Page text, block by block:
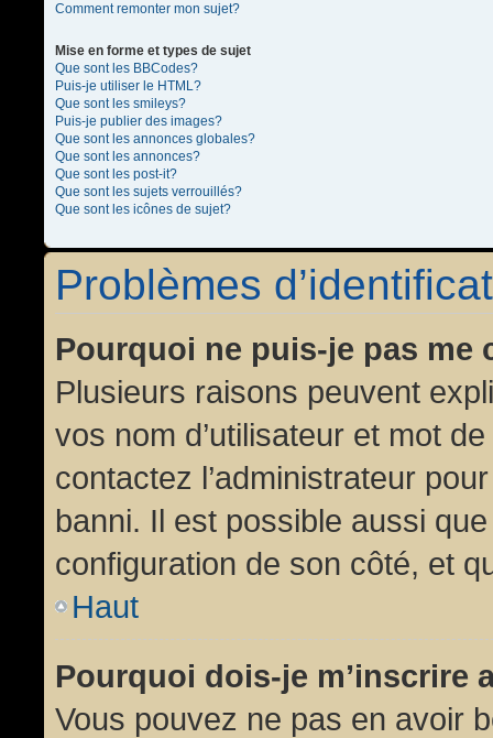
Comment remonter mon sujet?
Mise en forme et types de sujet
Que sont les BBCodes?
Puis-je utiliser le HTML?
Que sont les smileys?
Puis-je publier des images?
Que sont les annonces globales?
Que sont les annonces?
Que sont les post-it?
Que sont les sujets verrouillés?
Que sont les icônes de sujet?
Problèmes
Pourquoi ne puis-je pas me
Plusieurs raisons peuvent
vos nom d’utilisateur et mot
contactez l’administrateur
banni. Il est possible aussi
configuration de son côté, et
Haut
Pourquoi dois-je m’inscrire
Vous pouvez ne pas en avoir